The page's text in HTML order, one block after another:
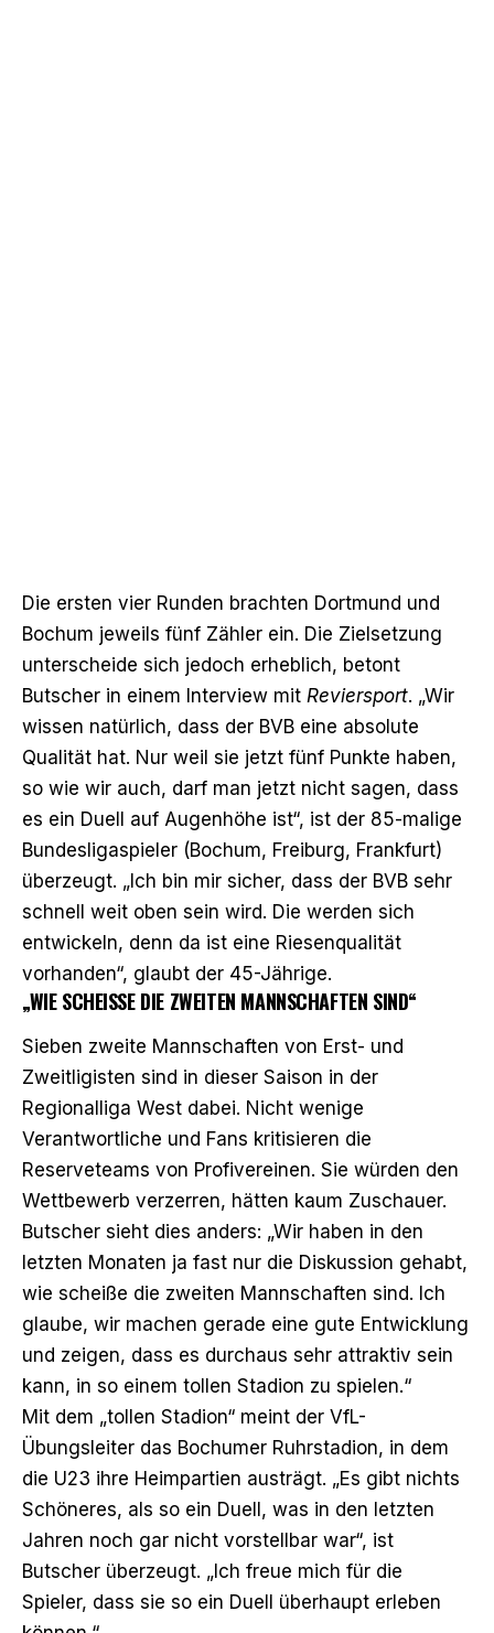
Die ersten vier Runden brachten Dortmund und
Bochum jeweils fünf Zähler ein. Die Zielsetzung
unterscheide sich jedoch erheblich, betont
Butscher in einem Interview mit Reviersport. „Wir
wissen natürlich, dass der BVB eine absolute
Qualität hat. Nur weil sie jetzt fünf Punkte haben,
so wie wir auch, darf man jetzt nicht sagen, dass
es ein Duell auf Augenhöhe ist“, ist der 85-malige
Bundesligaspieler (Bochum, Freiburg, Frankfurt)
überzeugt. „Ich bin mir sicher, dass der BVB sehr
schnell weit oben sein wird. Die werden sich
entwickeln, denn da ist eine Riesenqualität
vorhanden“, glaubt der 45-Jährige.
„WIE SCHEISSE DIE ZWEITEN MANNSCHAFTEN SIND“
Sieben zweite Mannschaften von Erst- und
Zweitligisten sind in dieser Saison in der
Regionalliga West dabei. Nicht wenige
Verantwortliche und Fans kritisieren die
Reserveteams von Profivereinen. Sie würden den
Wettbewerb verzerren, hätten kaum Zuschauer.
Butscher sieht dies anders: „Wir haben in den
letzten Monaten ja fast nur die Diskussion gehabt,
wie scheiße die zweiten Mannschaften sind. Ich
glaube, wir machen gerade eine gute Entwicklung
und zeigen, dass es durchaus sehr attraktiv sein
kann, in so einem tollen Stadion zu spielen.“
Mit dem „tollen Stadion“ meint der VfL-
Übungsleiter das Bochumer Ruhrstadion, in dem
die U23 ihre Heimpartien austrägt. „Es gibt nichts
Schöneres, als so ein Duell, was in den letzten
Jahren noch gar nicht vorstellbar war“, ist
Butscher überzeugt. „Ich freue mich für die
Spieler, dass sie so ein Duell überhaupt erleben